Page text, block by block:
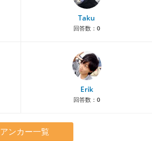
Taku
回答数： 0
Erik
回答数： 0
アンカー一覧